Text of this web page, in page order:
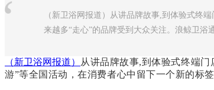
（新卫浴网报道）从讲品牌故事,到体验式终
来越多“走心”的品牌受到大众关注。浪鲸卫浴
（新卫浴网报道）
从讲品牌故事,到体验式终端
游”等全国活动，在消费者心中留下一个新的标